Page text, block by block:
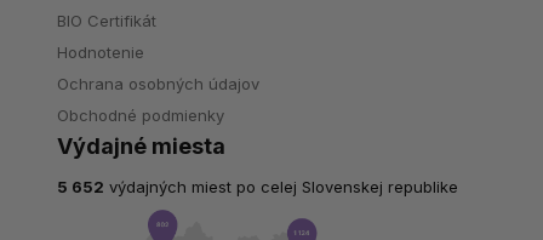
BIO Certifikát
Hodnotenie
Ochrana osobných údajov
Obchodné podmienky
Výdajné miesta
5 652 výdajných miest po celej Slovenskej republike